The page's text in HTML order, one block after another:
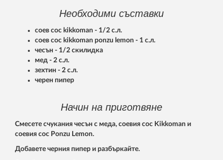
Необходими съставки
соев сос kikkoman - 1/2 с.л.
соев сос kikkoman ponzu lemon - 1 с.л.
чесън - 1/2 скилидка
мед - 2 с.л.
зехтин - 2 с.л.
черен пипер
Начин на приготвяне
Смесете счукания чесън с меда, соевия сос Kikkoman и
соевия сос Ponzu Lemon.
Добавете черния пипер и разбъркайте.